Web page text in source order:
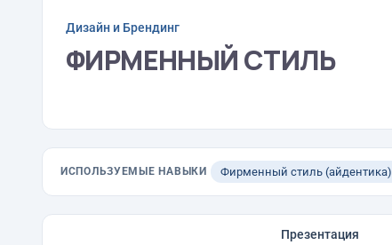
Дизайн и Брендинг
ФИРМЕННЫЙ СТИЛЬ
ИСПОЛЬЗУЕМЫЕ НАВЫКИ Фирменный стиль (айдентика)
Презентация